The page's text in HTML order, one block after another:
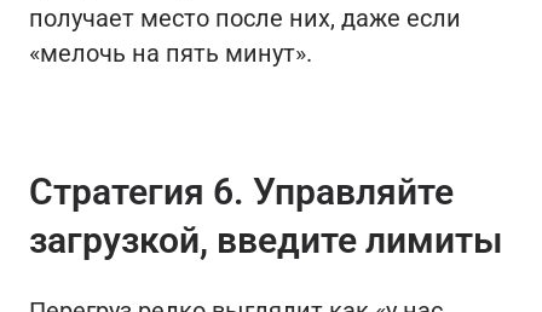
получает место после них, даже если
«мелочь на пять минут».
Стратегия 6. Управляйте
загрузкой, введите лимиты